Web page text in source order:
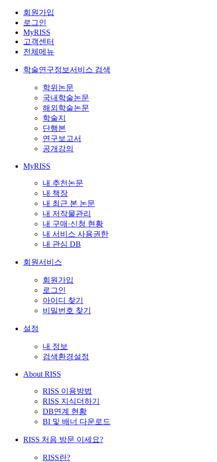
회원가입
로그인
MyRISS
고객센터
전체메뉴
학술연구정보서비스 검색
학위논문
국내학술논문
해외학술논문
학술지
단행본
연구보고서
공개강의
MyRISS
내 추천논문
내 책장
내 최근 본 논문
내 저작물관리
내 구매·신청 현황
내 서비스 사용권한
내 관심 DB
회원서비스
회원가입
로그인
아이디 찾기
비밀번호 찾기
설정
내 정보
검색환경설정
About RISS
RISS 이용방법
RISS 지식더하기
DB연계 현황
BI 및 배너 다운로드
RISS 처음 방문 이세요?
RISS란?